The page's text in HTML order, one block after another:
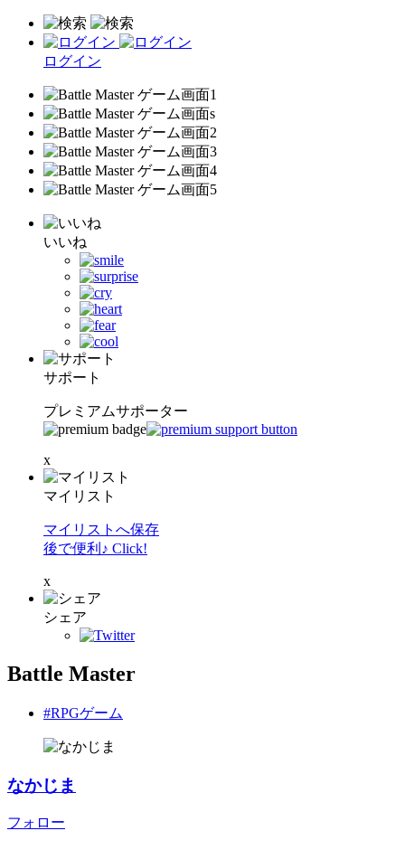
ログイン
いいね
サポート
プレミアムサポーター
x
マイリスト
マイリストへ保存
後で便利♪ Click!
x
シェア
Battle Master
#RPGゲーム
なかじま
フォロー